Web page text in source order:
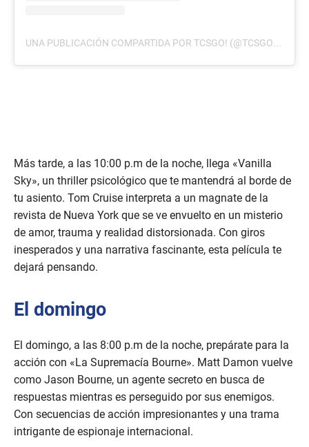
UNA PUBLICACIÓN COMPARTIDA POR TCSGO! (@TCSGO.SV)
Más tarde, a las 10:00 p.m de la noche, llega «Vanilla
Sky», un thriller psicológico que te mantendrá al borde de
tu asiento. Tom Cruise interpreta a un magnate de la
revista de Nueva York que se ve envuelto en un misterio
de amor, trauma y realidad distorsionada. Con giros
inesperados y una narrativa fascinante, esta película te
dejará pensando.
El domingo
El domingo, a las 8:00 p.m de la noche, prepárate para la
acción con «La Supremacía Bourne». Matt Damon vuelve
como Jason Bourne, un agente secreto en busca de
respuestas mientras es perseguido por sus enemigos.
Con secuencias de acción impresionantes y una trama
intrigante de espionaje internacional.